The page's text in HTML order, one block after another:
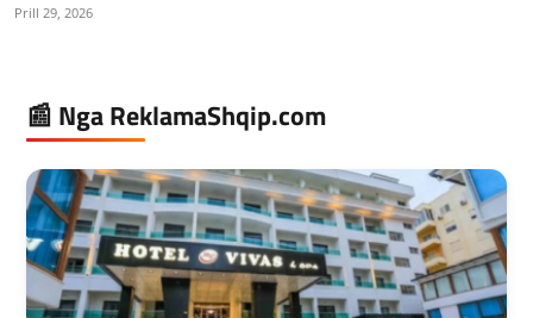
Prill 29, 2026
📰 Nga ReklamaShqip.com